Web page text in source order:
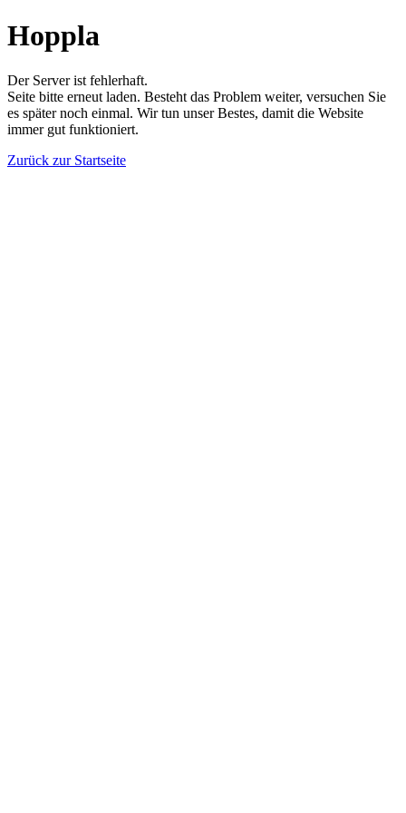
Hoppla
Der Server ist fehlerhaft.
Seite bitte erneut laden. Besteht das Problem weiter, versuchen Sie
es später noch einmal. Wir tun unser Bestes, damit die Website
immer gut funktioniert.
Zurück zur Startseite